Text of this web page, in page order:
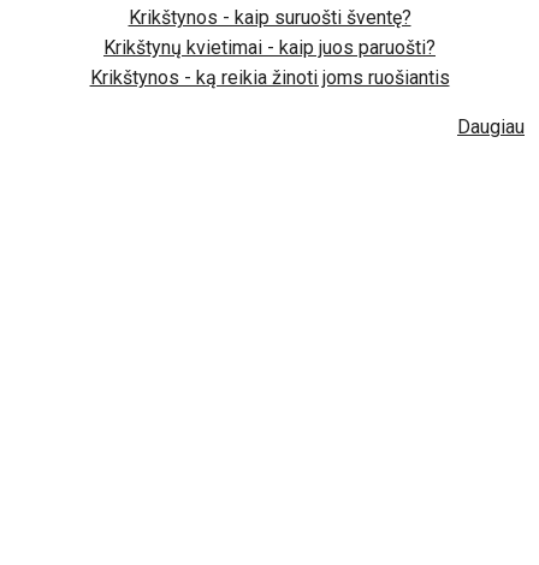
Krikštynos - kaip suruošti šventę?
Krikštynų kvietimai - kaip juos paruošti?
Krikštynos - ką reikia žinoti joms ruošiantis
Daugiau